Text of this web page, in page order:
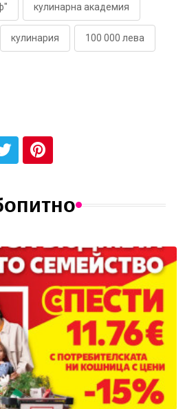
кулинарна академия
кулинария 100 000 лева